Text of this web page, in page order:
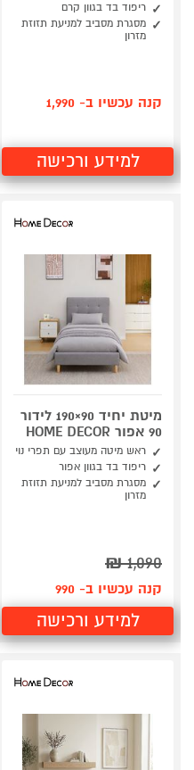
ריפוד בד בגוון קרם
מסגרת מסביב למניעת תזוזת
מזרון
קנה עכשיו ב- 1,990
למידע ורכישה
מיטת יחיד 90×190 לידור
90 אפור HOME DECOR
ראש מיטה מעוצב עם תפרי נוי
ריפוד בד בגוון אפור
מסגרת מסביב למניעת תזוזת
מזרון
1,090
₪
קנה עכשיו ב- 990
למידע ורכישה